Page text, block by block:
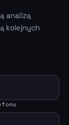
analizą
kolejnych